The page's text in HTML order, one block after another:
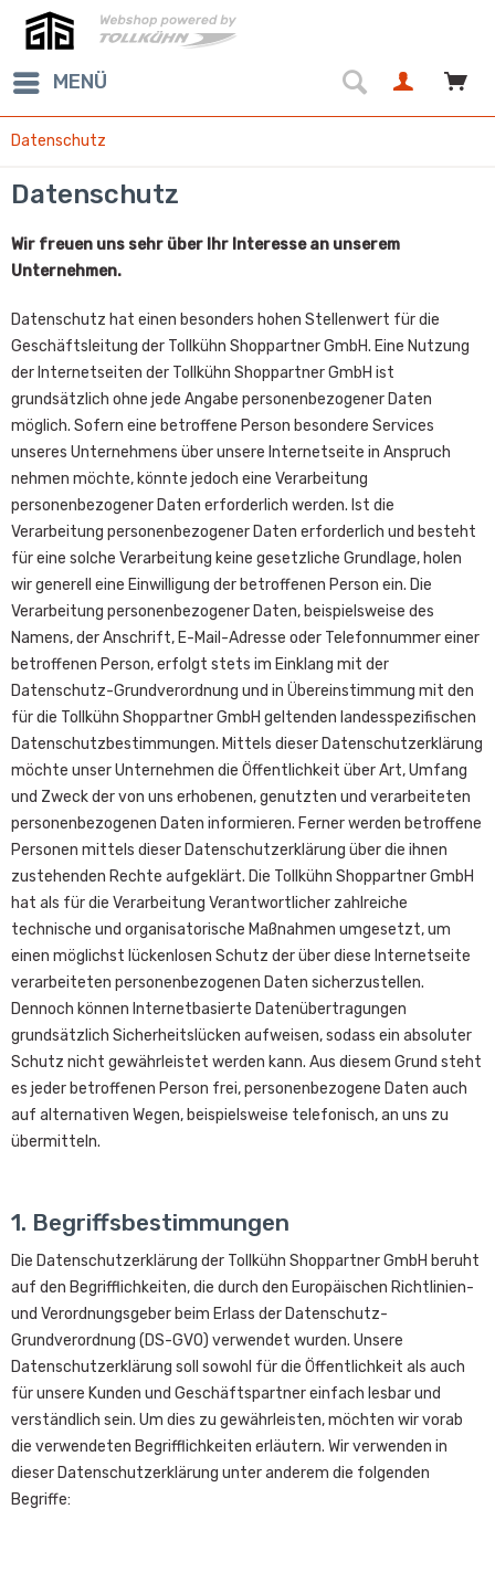
MENÜ
Datenschutz
Datenschutz
Wir freuen uns sehr über Ihr Interesse an unserem
Unternehmen.
Datenschutz hat einen besonders hohen Stellenwert für die
Geschäftsleitung der Tollkühn Shoppartner GmbH. Eine Nutzung
der Internetseiten der Tollkühn Shoppartner GmbH ist
grundsätzlich ohne jede Angabe personenbezogener Daten
möglich. Sofern eine betroffene Person besondere Services
unseres Unternehmens über unsere Internetseite in Anspruch
nehmen möchte, könnte jedoch eine Verarbeitung
personenbezogener Daten erforderlich werden. Ist die
Verarbeitung personenbezogener Daten erforderlich und besteht
für eine solche Verarbeitung keine gesetzliche Grundlage, holen
wir generell eine Einwilligung der betroffenen Person ein. Die
Verarbeitung personenbezogener Daten, beispielsweise des
Namens, der Anschrift, E-Mail-Adresse oder Telefonnummer einer
betroffenen Person, erfolgt stets im Einklang mit der
Datenschutz-Grundverordnung und in Übereinstimmung mit den
für die Tollkühn Shoppartner GmbH geltenden landesspezifischen
Datenschutzbestimmungen. Mittels dieser Datenschutzerklärung
möchte unser Unternehmen die Öffentlichkeit über Art, Umfang
und Zweck der von uns erhobenen, genutzten und verarbeiteten
personenbezogenen Daten informieren. Ferner werden betroffene
Personen mittels dieser Datenschutzerklärung über die ihnen
zustehenden Rechte aufgeklärt. Die Tollkühn Shoppartner GmbH
hat als für die Verarbeitung Verantwortlicher zahlreiche
technische und organisatorische Maßnahmen umgesetzt, um
einen möglichst lückenlosen Schutz der über diese Internetseite
verarbeiteten personenbezogenen Daten sicherzustellen.
Dennoch können Internetbasierte Datenübertragungen
grundsätzlich Sicherheitslücken aufweisen, sodass ein absoluter
Schutz nicht gewährleistet werden kann. Aus diesem Grund steht
es jeder betroffenen Person frei, personenbezogene Daten auch
auf alternativen Wegen, beispielsweise telefonisch, an uns zu
übermitteln.
1. Begriffsbestimmungen
Die Datenschutzerklärung der Tollkühn Shoppartner GmbH beruht
auf den Begrifflichkeiten, die durch den Europäischen Richtlinien-
und Verordnungsgeber beim Erlass der Datenschutz-
Grundverordnung (DS-GVO) verwendet wurden. Unsere
Datenschutzerklärung soll sowohl für die Öffentlichkeit als auch
für unsere Kunden und Geschäftspartner einfach lesbar und
verständlich sein. Um dies zu gewährleisten, möchten wir vorab
die verwendeten Begrifflichkeiten erläutern. Wir verwenden in
dieser Datenschutzerklärung unter anderem die folgenden
Begriffe: